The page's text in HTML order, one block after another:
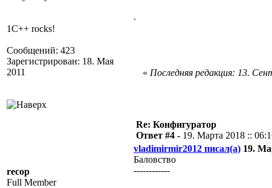
1C++ rocks!
Сообщений: 423
Зарегистрирован: 18. Мая
2011
.
« Последняя редакция: 13.
recop
Full Member
Re: Конфигуратор
Ответ #4 - 19. Марта 2018 ::
vladimirmir2012 писал(а) 19.
Баловство
------------